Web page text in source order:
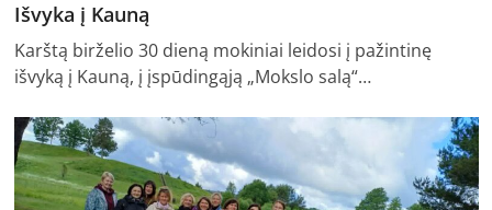
Išvyka į Kauną
Karštą birželio 30 dieną mokiniai leidosi į pažintinę
išvyką į Kauną, į įspūdingąją „Mokslo salą“…